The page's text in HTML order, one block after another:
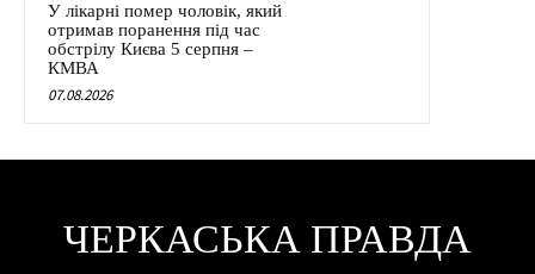
У лікарні помер чоловік, який
отримав поранення під час
обстрілу Києва 5 серпня –
КМВА
07.08.2026
ЧЕРКАСЬКА ПРАВДА